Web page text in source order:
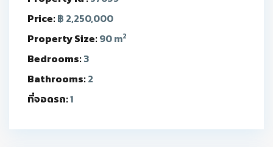
Price:฿ 2,250,000
Property Size:90 m2
Bedrooms:3
Bathrooms:2
ที่จอดรถ:1